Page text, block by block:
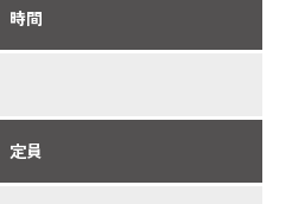
時間
定員